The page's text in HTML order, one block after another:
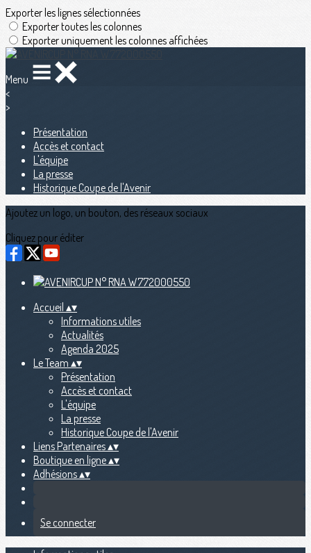
Exporter les lignes sélectionnées
Exporter toutes les colonnes
Exporter uniquement les colonnes affichées
Menu
<
>
Présentation
Accès et contact
L'équipe
La presse
Historique Coupe de l'Avenir
Ajoutez un logo, un bouton, des réseaux sociaux
Cliquez pour éditer
Accueil ▴▾
Informations utiles
Actualités
Agenda 2025
Le Team ▴▾
Présentation
Accès et contact
L'équipe
La presse
Historique Coupe de l'Avenir
Liens Partenaires▴▾
Boutique en ligne▴▾
Adhésions▴▾
Se connecter